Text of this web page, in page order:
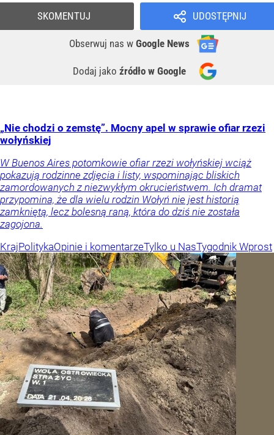
UDOSTĘPNIJ
Obserwuj nas w Google News
Dodaj jako źródło w Google
SKOMENTUJ
„Nie chodzi o zemstę”. Mocny apel w sprawie ofiar rzezi
wołyńskiej
W Buenos Aires potomkowie ofiar rzezi wołyńskiej wciąż
pokazują rodzinne zdjęcia i listy, wspominając bliskich
zamordowanych z niezwykłym okrucieństwem. Ich dramat
przypomina, że dla wielu rodzin Wołyń nie jest historią
zamkniętą, lecz bolesną raną, która do dziś nie została
zagojona.
KrajPolitykaOpinie i komentarzeTylko u NasTygodnik Wprost